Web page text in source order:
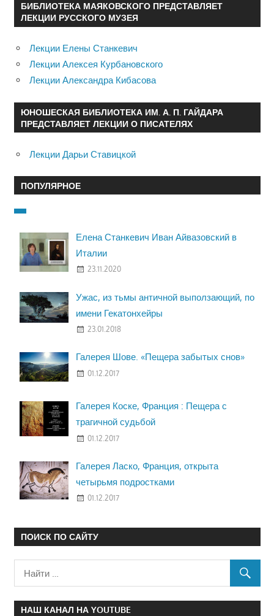
БИБЛИОТЕКА МАЯКОВСКОГО ПРЕДСТАВЛЯЕТ
ЛЕКЦИИ РУССКОГО МУЗЕЯ
Лекции Елены Станкевич
Лекции Алексея Курбановского
Лекции Александра Кибасова
ЮНОШЕСКАЯ БИБЛИОТЕКА ИМ. А. П. ГАЙДАРА
ПРЕДСТАВЛЯЕТ ЛЕКЦИИ О ПИСАТЕЛЯХ
Лекции Дарьи Ставицкой
ПОПУЛЯРНОЕ
Елена Станкевич Иван Айвазовский в
Италии
23.11.2020
Ужас, из тьмы античной выползающий, по
имени Гекатонхейры
23.01.2018
Галерея Шове. «Пещера забытых снов»
01.12.2017
Галерея Коске, Франция : Пещера с
трагичной судьбой
01.12.2017
Галерея Ласко, Франция, открыта
четырьмя подростками
01.12.2017
ПОИСК ПО САЙТУ
НАШ КАНАЛ НА YOUTUBE